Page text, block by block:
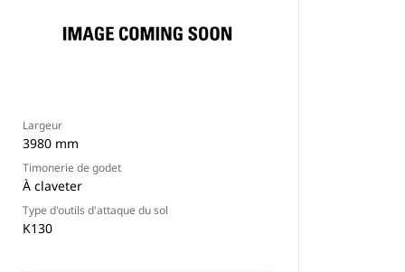
Largeur
3980 mm
Timonerie de godet
À claveter
Type d'outils d'attaque du sol
K130